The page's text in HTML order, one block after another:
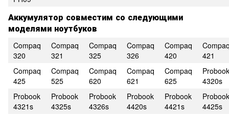
Аккумулятор совместим со следующими
моделями ноутбуков
Compaq
320
Compaq
321
Compaq
325
Compaq
326
Compaq
420
421
Compaq
425
Compaq
525
Compaq
620
Compaq
621
Compaq
625
Probook
4320s
Probook
4321s
Probook
4325s
Probook
4326s
Probook
4420s
Probook
4421s
Probook
4425s